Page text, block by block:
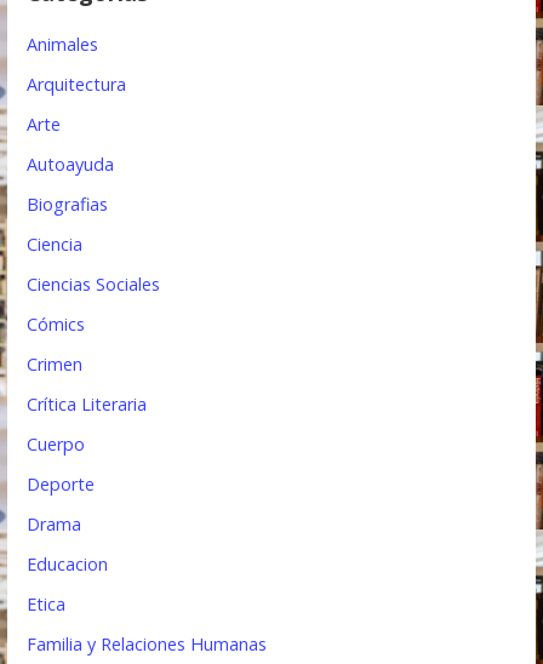
n
d
a
Animales
Arquitectura
Arte
Autoayuda
Biografias
Ciencia
Ciencias Sociales
Cómics
Crimen
Crítica Literaria
Cuerpo
Deporte
Drama
Educacion
Etica
Familia y Relaciones Humanas